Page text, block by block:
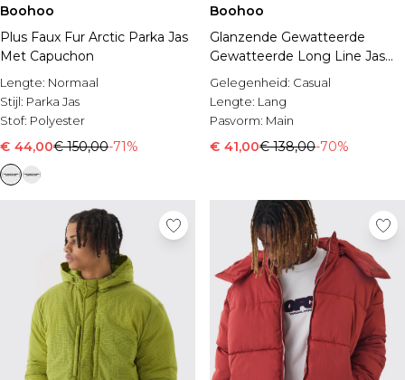
Boohoo
Plus Faux Fur Arctic Parka Jas
Met Capuchon
Lengte: Normaal
Stijl: Parka Jas
Stof: Polyester
€ 44,00€ 150,00-71%
Boohoo
Glanzende Gewatteerde
Gewatteerde Long Line Jas
Met Capuchon
Gelegenheid: Casual
Lengte: Lang
Pasvorm: Main
€ 41,00€ 138,00-70%